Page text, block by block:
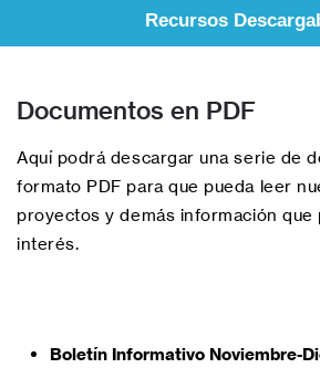
Recursos
Documentos en PDF
Aquí podrá descargar una serie de
formato PDF para que pueda leer
proyectos y demás información que
interés.
Boletín Informativo Noviembre-